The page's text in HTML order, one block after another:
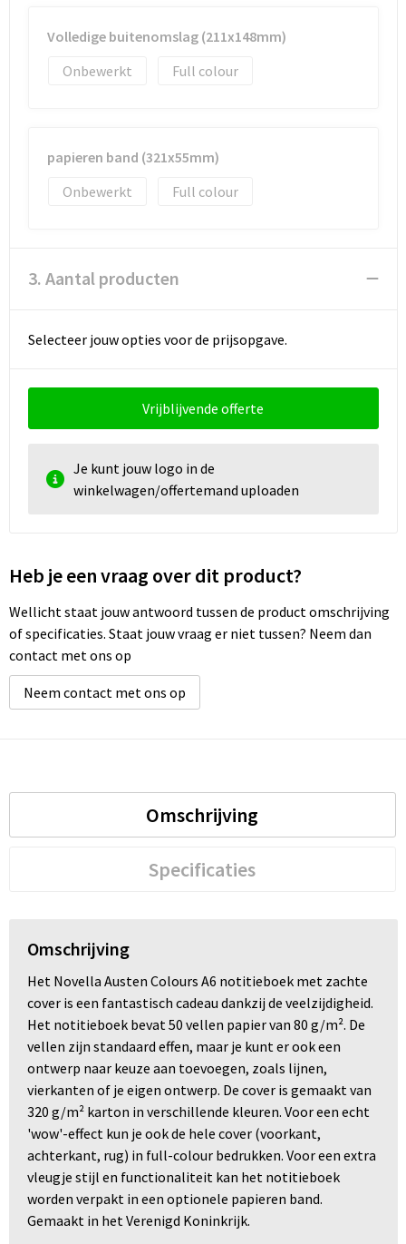
Volledige buitenomslag (211x148mm)
Onbewerkt
Full colour
papieren band (321x55mm)
Onbewerkt
Full colour
3. Aantal producten
Selecteer jouw opties voor de prijsopgave.
Vrijblijvende offerte
Je kunt jouw logo in de
winkelwagen/offertemand uploaden
Heb je een vraag over dit product?
Wellicht staat jouw antwoord tussen de product omschrijving
of specificaties. Staat jouw vraag er niet tussen? Neem dan
contact met ons op
Neem contact met ons op
Omschrijving
Specificaties
Omschrijving
Het Novella Austen Colours A6 notitieboek met zachte
cover is een fantastisch cadeau dankzij de veelzijdigheid.
Het notitieboek bevat 50 vellen papier van 80 g/m². De
vellen zijn standaard effen, maar je kunt er ook een
ontwerp naar keuze aan toevoegen, zoals lijnen,
vierkanten of je eigen ontwerp. De cover is gemaakt van
320 g/m² karton in verschillende kleuren. Voor een echt
'wow'-effect kun je ook de hele cover (voorkant,
achterkant, rug) in full-colour bedrukken. Voor een extra
vleugje stijl en functionaliteit kan het notitieboek
worden verpakt in een optionele papieren band.
Gemaakt in het Verenigd Koninkrijk.